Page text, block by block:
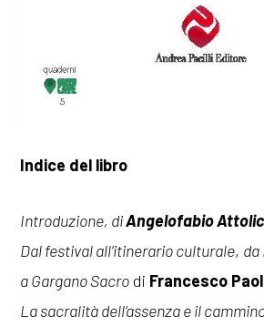
Indice del libro
Introduzione, diAngelofabio
Dal festival all’itinerario culturale, da
a Gargano Sacro di Francesco
La sacralità dell’assenza e il